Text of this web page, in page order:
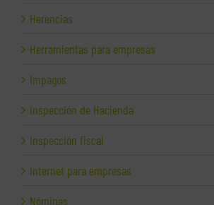
Herencias
Herramientas para empresas
Impagos
Inspección de Hacienda
Inspección fiscal
Internet para empresas
Nóminas